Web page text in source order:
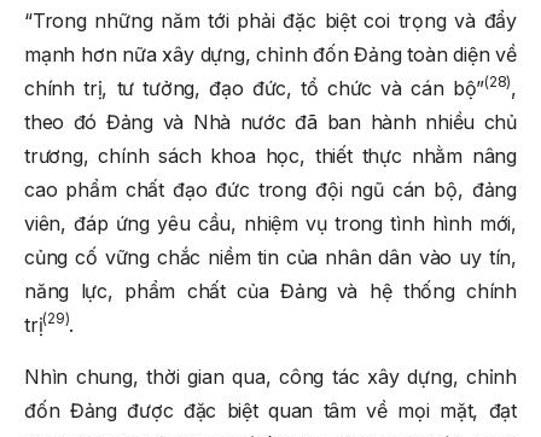
“Trong những năm tới phải đặc biệt coi trọng và đẩy
mạnh hơn nữa xây dựng, chỉnh đốn Đảng toàn diện về
chính trị, tư tưởng, đạo đức, tổ chức và cán bộ”(28),
theo đó Đảng và Nhà nước đã ban hành nhiều chủ
trương, chính sách khoa học, thiết thực nhằm nâng
cao phẩm chất đạo đức trong đội ngũ cán bộ, đảng
viên, đáp ứng yêu cầu, nhiệm vụ trong tình hình mới,
củng cố vững chắc niềm tin của nhân dân vào uy tín,
năng lực, phẩm chất của Đảng và hệ thống chính
trị(29).
Nhìn chung, thời gian qua, công tác xây dựng, chỉnh
đốn Đảng được đặc biệt quan tâm về mọi mặt, đạt